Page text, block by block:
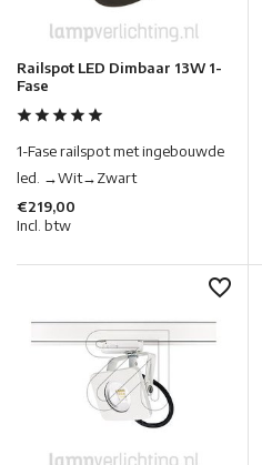
Railspot LED Dimbaar 13W 1-
Fase
1-Fase railspot met ingebouwde
led. →Wit→Zwart
€219,00
Incl. btw